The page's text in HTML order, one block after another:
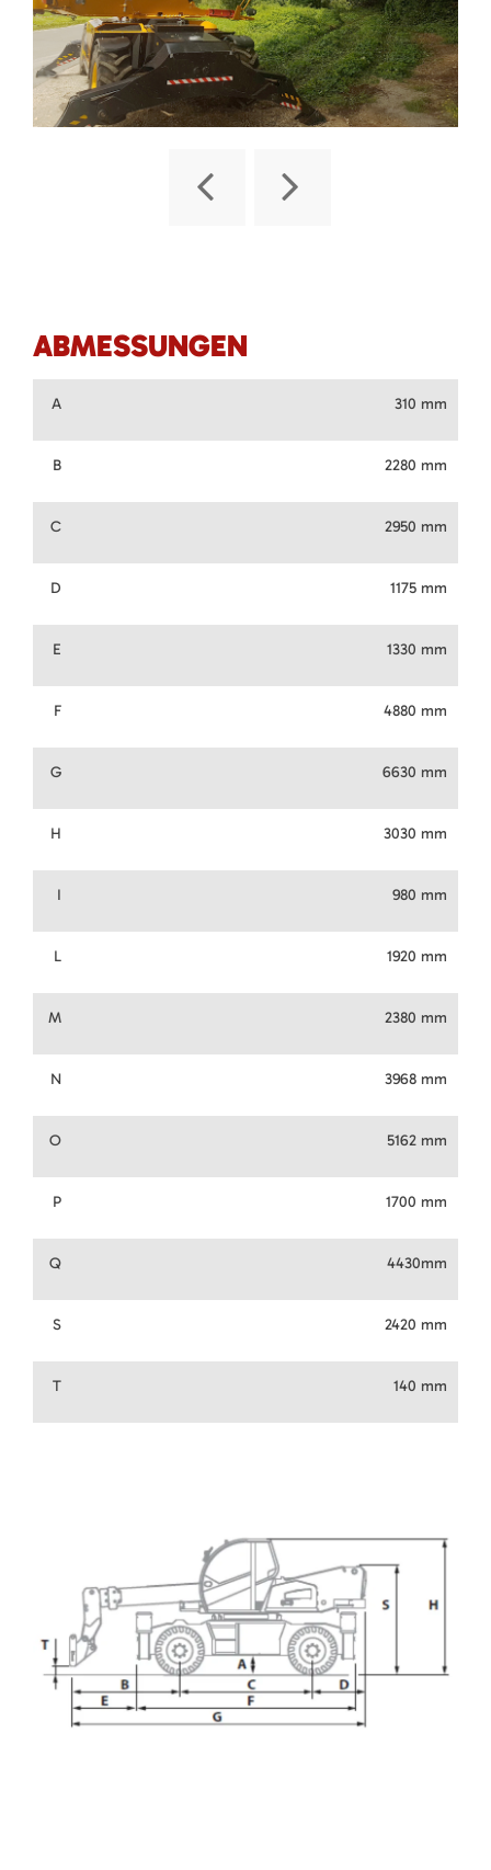
ABMESSUNGEN
A 310 mm
B 2280 mm
C 2950 mm
D 1175 mm
E 1330 mm
F 4880 mm
G 6630 mm
H 3030 mm
I 980 mm
L 1920 mm
M 2380 mm
N 3968 mm
O 5162 mm
P 1700 mm
Q 4430mm
S 2420 mm
T 140 mm